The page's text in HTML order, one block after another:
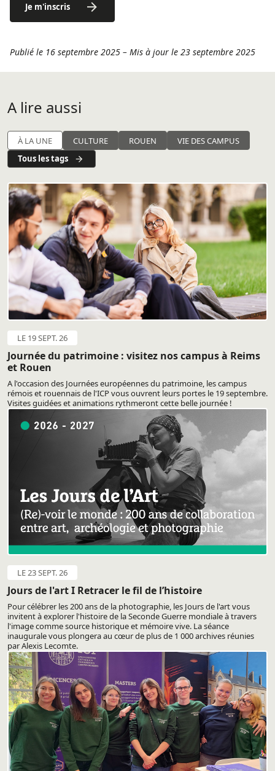
Je m'inscris
Publié le 16 septembre 2025 – Mis à jour le 23 septembre 2025
A lire aussi
À LA UNE CULTURE ROUEN
VIE DES CAMPUS
Tous les tags
LE 19 SEPT. 26
Journée du patrimoine : visitez nos campus à Reims
et Rouen
A l'occasion des Journées européennes du patrimoine, les campus
rémois et rouennais de l'ICP vous ouvrent leurs portes le 19 septembre.
Visites guidées et animations rythmeront cette belle journée !
LE 23 SEPT. 26
Jours de l'art I Retracer le fil de l’histoire
Pour célébrer les 200 ans de la photographie, les Jours de l'art vous
invitent à explorer l'histoire de la Seconde Guerre mondiale à travers
l'image comme source historique et mémoire vive. La séance
inaugurale vous plongera au cœur de plus de 1 000 archives réunies
par Alexis Lecomte.